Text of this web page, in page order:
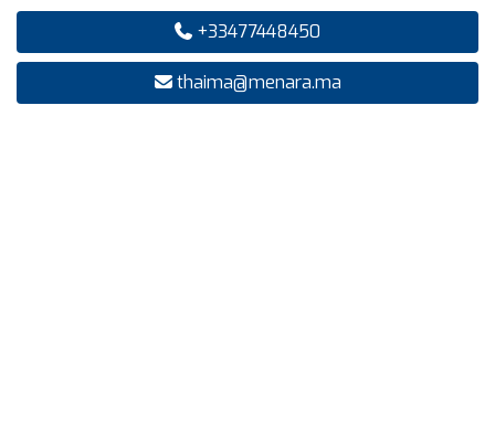
+33477448450
thaima@menara.ma